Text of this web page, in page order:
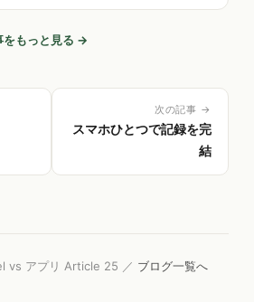
をもっと見る →
次の記事 →
スマホひとつで記録を完
結
vs アプリ Article 25 ／ ブログ一覧へ